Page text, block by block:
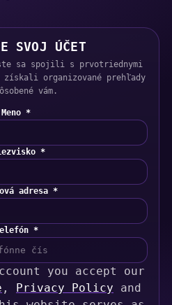
SVOJ ÚČET
sa spojili s prvotriednymi
získali organizované prehľady
vám.
Meno *
*
adresa *
*
you accept our
, Privacy Policy and